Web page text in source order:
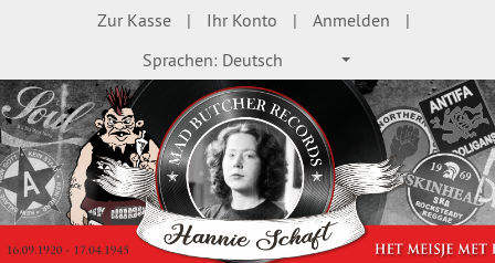
Zur Kasse Ihr Konto
Anmelden
Sprachen: Deutsch